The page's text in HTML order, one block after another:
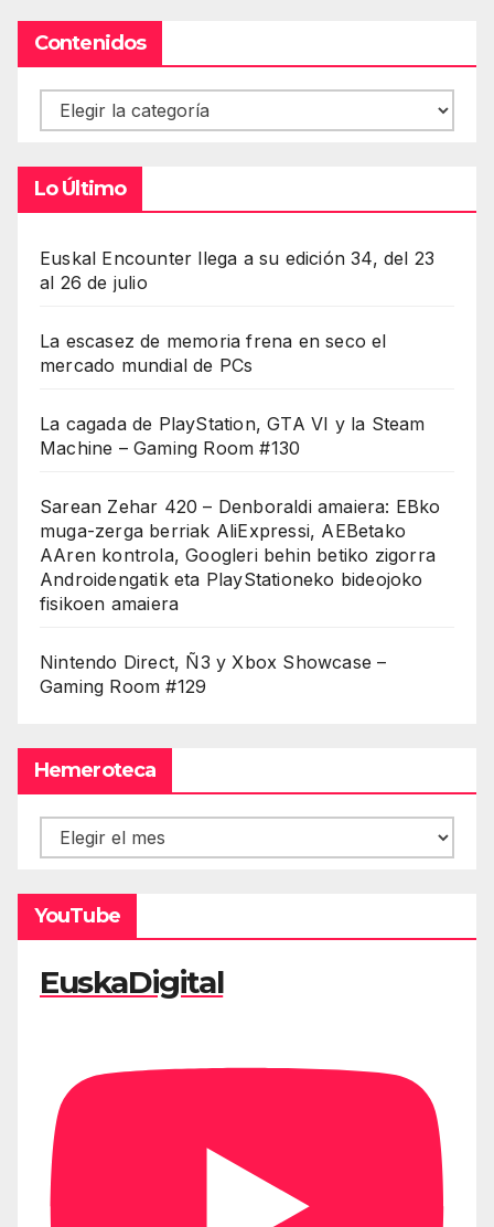
Contenidos
Contenidos
Lo Último
Euskal Encounter llega a su edición 34, del 23
al 26 de julio
La escasez de memoria frena en seco el
mercado mundial de PCs
La cagada de PlayStation, GTA VI y la Steam
Machine – Gaming Room #130
Sarean Zehar 420 – Denboraldi amaiera: EBko
muga-zerga berriak AliExpressi, AEBetako
AAren kontrola, Googleri behin betiko zigorra
Androidengatik eta PlayStationeko bideojoko
fisikoen amaiera
Nintendo Direct, Ñ3 y Xbox Showcase –
Gaming Room #129
Hemeroteca
Hemeroteca
YouTube
EuskaDigital